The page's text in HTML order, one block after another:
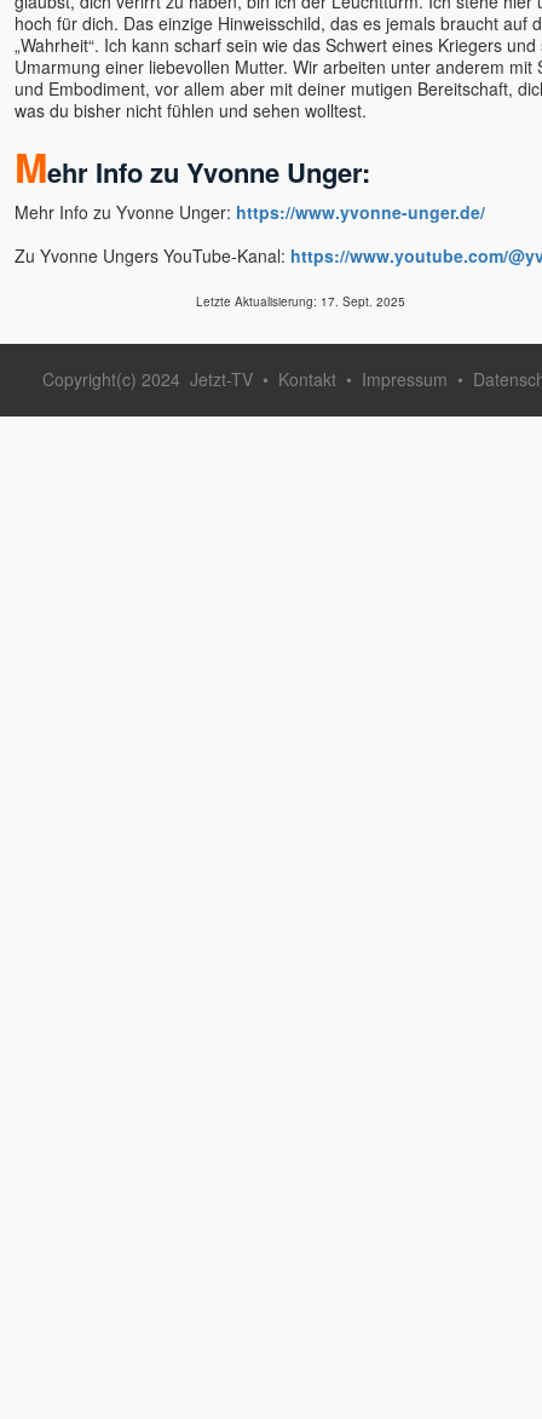
hoch für dich. Das einzige Hinweisschild, das es jemals braucht auf
„Wahrheit“. Ich kann scharf sein wie das Schwert eines Kriegers
Umarmung einer liebevollen Mutter. Wir arbeiten unter anderem mit
und Embodiment, vor allem aber mit deiner mutigen Bereitschaft,
was du bisher nicht fühlen und sehen wolltest.
Mehr Info zu Yvonne Unger:
Mehr Info zu Yvonne Unger: https://www.yvonne-unger.de/
Zu Yvonne Ungers YouTube-Kanal: https://www.youtube.com/
Letzte Aktualisierung: 17. Sept. 2025
Copyright(c) 2024 Jetzt-TV • Kontakt • Impressum •